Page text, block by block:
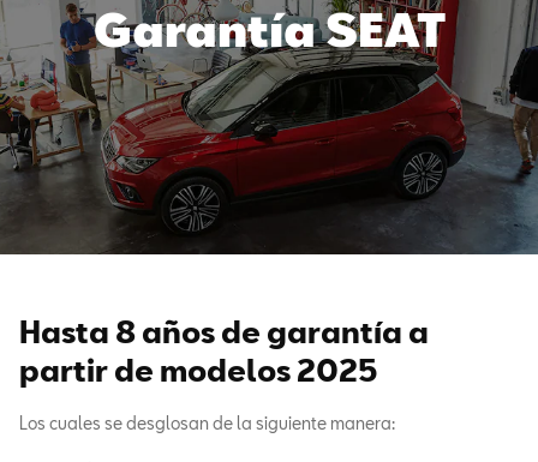
Garantía SEAT
Hasta 8 años de garantía a
partir de modelos 2025
Los cuales se desglosan de la siguiente manera: